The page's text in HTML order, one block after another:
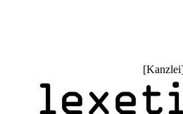
[Kanzlei